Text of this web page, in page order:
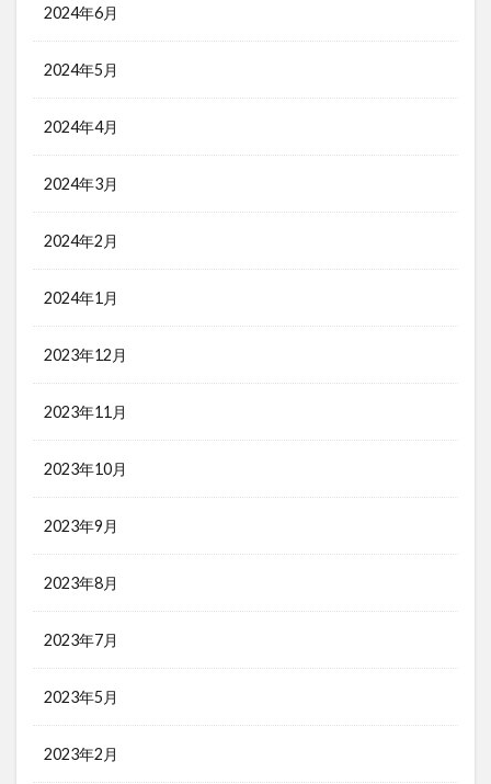
2024年6月
2024年5月
2024年4月
2024年3月
2024年2月
2024年1月
2023年12月
2023年11月
2023年10月
2023年9月
2023年8月
2023年7月
2023年5月
2023年2月